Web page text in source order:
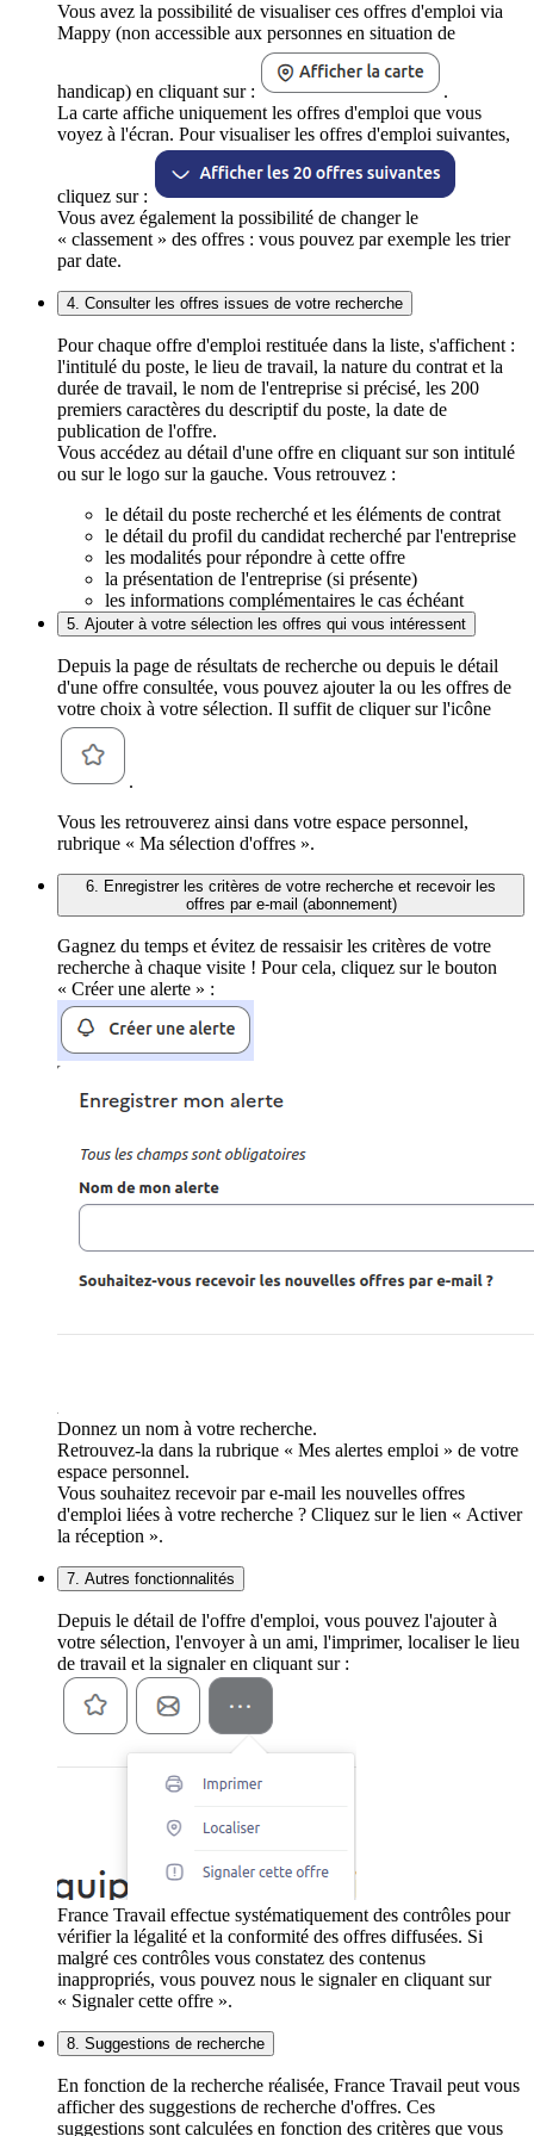
Vous avez la possibilité de visualiser ces offres d'emploi via
Mappy (non accessible aux personnes en situation de
handicap) en cliquant sur :
.
La carte affiche uniquement les offres d'emploi que vous
voyez à l'écran. Pour visualiser les offres d'emploi suivantes,
cliquez sur :
Vous avez également la possibilité de changer le
« classement » des offres : vous pouvez par exemple les trier
par date.
4. Consulter les offres issues de votre recherche
Pour chaque offre d'emploi restituée dans la liste, s'affichent :
l'intitulé du poste, le lieu de travail, la nature du contrat et la
durée de travail, le nom de l'entreprise si précisé, les 200
premiers caractères du descriptif du poste, la date de
publication de l'offre.
Vous accédez au détail d'une offre en cliquant sur son intitulé
ou sur le logo sur la gauche. Vous retrouvez :
le détail du poste recherché et les éléments de contrat
le détail du profil du candidat recherché par l'entreprise
les modalités pour répondre à cette offre
la présentation de l'entreprise (si présente)
les informations complémentaires le cas échéant
5. Ajouter à votre sélection les offres qui vous intéressent
Depuis la page de résultats de recherche ou depuis le détail
d'une offre consultée, vous pouvez ajouter la ou les offres de
votre choix à votre sélection. Il suffit de cliquer sur l'icône
.
Vous les retrouverez ainsi dans votre espace personnel,
rubrique « Ma sélection d'offres ».
6. Enregistrer les critères de votre recherche et recevoir les
offres par e-mail (abonnement)
Gagnez du temps et évitez de ressaisir les critères de votre
recherche à chaque visite ! Pour cela, cliquez sur le bouton
« Créer une alerte » :
Donnez un nom à votre recherche.
Retrouvez-la dans la rubrique « Mes alertes emploi » de votre
espace personnel.
Vous souhaitez recevoir par e-mail les nouvelles offres
d'emploi liées à votre recherche ? Cliquez sur le lien « Activer
la réception ».
7. Autres fonctionnalités
Depuis le détail de l'offre d'emploi, vous pouvez l'ajouter à
votre sélection, l'envoyer à un ami, l'imprimer, localiser le lieu
de travail et la signaler en cliquant sur :
France Travail effectue systématiquement des contrôles pour
vérifier la légalité et la conformité des offres diffusées. Si
malgré ces contrôles vous constatez des contenus
inappropriés, vous pouvez nous le signaler en cliquant sur
« Signaler cette offre ».
8. Suggestions de recherche
En fonction de la recherche réalisée, France Travail peut vous
afficher des suggestions de recherche d'offres. Ces
suggestions sont calculées en fonction des critères que vous